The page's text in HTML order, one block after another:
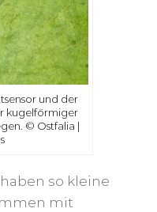
und der
kugelförmiger
© Ostfalia |
so kleine
mit